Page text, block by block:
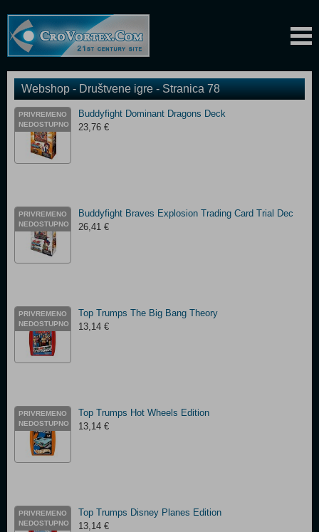
Webshop - Društvene igre - Stranica 78
PRIVREMENO
NEDOSTUPNO
Buddyfight Dominant Dragons Deck
23,76 €
PRIVREMENO
NEDOSTUPNO
Buddyfight Braves Explosion Trading Card Trial Dec
26,41 €
PRIVREMENO
NEDOSTUPNO
Top Trumps The Big Bang Theory
13,14 €
PRIVREMENO
NEDOSTUPNO
Top Trumps Hot Wheels Edition
13,14 €
PRIVREMENO
NEDOSTUPNO
Top Trumps Disney Planes Edition
13,14 €